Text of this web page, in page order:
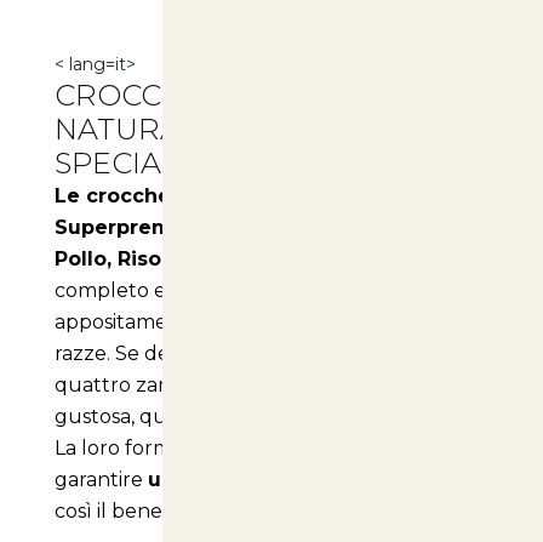
< lang=it>
CROCCHETTE MONGE
NATURAL SUPERPREMIUM
SPECIALITY LINE ADULT
Le crocchette Monge Natural
Superpremium Speciality Line Adult con
Pollo, Riso e Patate
completo e bilanciato, studiato
appositamente per cani adulti di tutte le
razze. Se desiderate offrire al vostro amico a
quattro zampe un'alimentazione sana e
gustosa, questo prodotto è la scelta ideale.
La loro formulazione è pensata per
garantire un'alta digeribilità
così il benessere generale del vostro cane.